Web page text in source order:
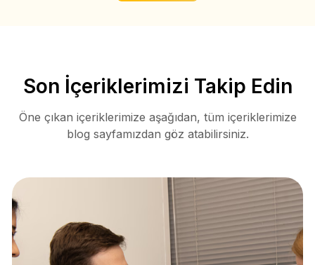
Son İçeriklerimizi Takip Edin
Öne çıkan içeriklerimize aşağıdan, tüm içeriklerimize
blog sayfamızdan göz atabilirsiniz.